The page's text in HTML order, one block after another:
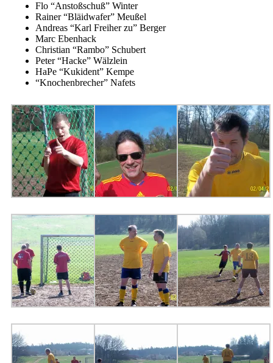
Flo “Anstoßschuß” Winter
Rainer “Bläidwafer” Meußel
Andreas “Karl Freiher zu” Berger
Marc Ebenhack
Christian “Rambo” Schubert
Peter “Hacke” Wälzlein
HaPe “Kukident” Kempe
“Knochenbrecher” Nafets